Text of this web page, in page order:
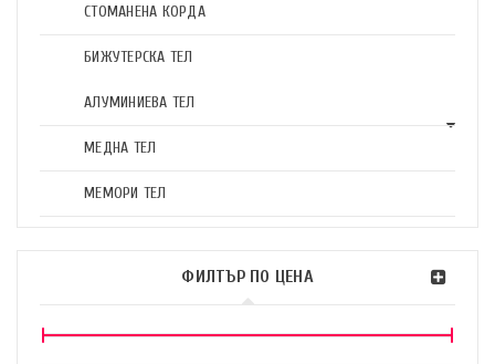
СТОМАНЕНА КОРДА
БИЖУТЕРСКА ТЕЛ
АЛУМИНИЕВА ТЕЛ
МЕДНА ТЕЛ
МЕМОРИ ТЕЛ
ФИЛТЪР ПО ЦЕНА